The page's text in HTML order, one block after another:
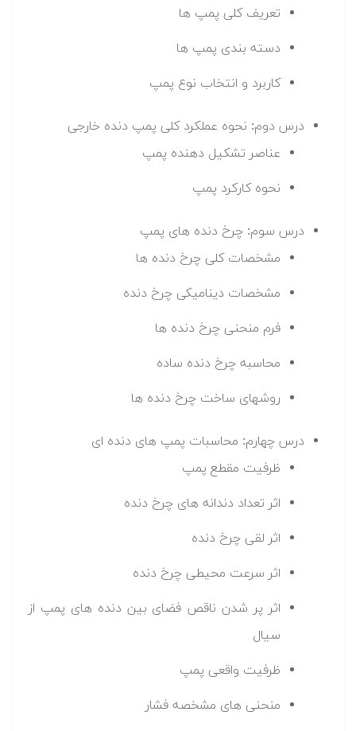
تعریف کلی پمپ ها
دسته بندی پمپ ها
کاربرد و انتخاب نوع پمپ
درس دوم: نحوه عملکرد کلی پمپ دنده خارجی
عناصر تشکیل دهنده پمپ
نحوه کارکرد پمپ
درس سوم: چرخ دنده های پمپ
مشخصات کلی چرخ دنده ها
مشخصات دینامیکی چرخ دنده
فرم منحنی چرخ دنده ها
محاسبه چرخ دنده ساده
روشهای ساخت چرخ دنده ها
درس چهارم: محاسبات پمپ های دنده ای
ظرفیت مقطع پمپ
اثر تعداد دندانه های چرخ دنده
اثر لقی چرخ دنده
اثر سرعت محیطی چرخ دنده
اثر پر شدن ناقص فضای بین دنده های پمپ از
سیال
ظرفیت واقعی پمپ
منحنی های مشخصه فشار